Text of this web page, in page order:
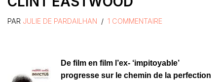
PAR JULIE DE PARDAILHAN 1 COMMENTAIRE
De film en film l’ex- ‘impitoyable’
progresse sur le chemin de la perfection